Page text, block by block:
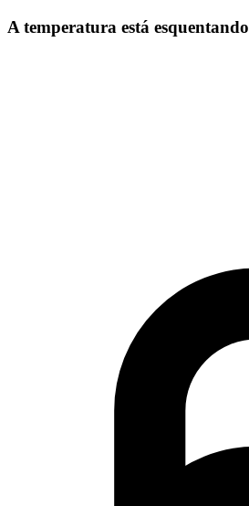
A temperatura está esquentando